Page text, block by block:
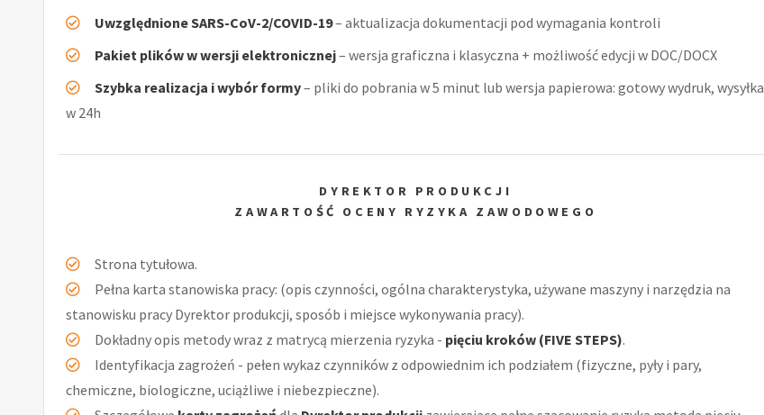
Uwzględnione SARS-CoV-2/COVID-19– aktualizacja dokumentacji pod wymagania kontroli
Pakiet plików w wersji elektronicznej– wersja graficzna i klasyczna + możliwość edycji w DOC/DOCX
Szybka realizacja i wybór formy– pliki do pobrania w 5 minut lub wersja papierowa: gotowy wydruk, wysyłka
w 24h
DYREKTOR PRODUKCJI
ZAWARTOŚĆ OCENY RYZYKA ZAWODOWEGO
Strona tytułowa.
Pełna karta stanowiska pracy: (opis czynności, ogólna charakterystyka, używane maszyny i narzędzia na
stanowisku pracy Dyrektor produkcji, sposób i miejsce wykonywania pracy).
Dokładny opis metody wraz z matrycą mierzenia ryzyka - pięciu kroków (FIVE STEPS).
Identyfikacja zagrożeń - pełen wykaz czynników z odpowiednim ich podziałem (fizyczne, pyły i pary,
chemiczne, biologiczne, uciążliwe i niebezpieczne).